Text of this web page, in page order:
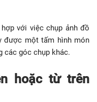
với việc chụp ảnh đồ
được một tấm hình món
các góc chụp khác.
hoặc từ trên